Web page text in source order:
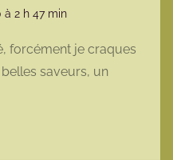
à 2 h 47 min
forcément je craques
saveurs, un